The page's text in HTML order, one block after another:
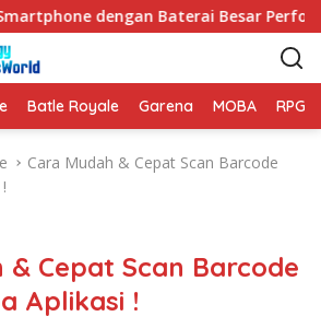
dengan Baterai Besar Performa
Batle Royale Garena MOBA RPG
Cara Mudah & Cepat Scan Barcode
& Cepat Scan Barcode
Aplikasi !